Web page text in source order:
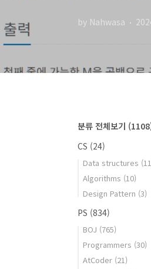
by Nahwasa
분류 전체보기
CS (24)
Data structures
Algorithms (10)
Design Pattern (3)
PS (834)
BOJ (765)
Programmers (30)
AtCoder (21)